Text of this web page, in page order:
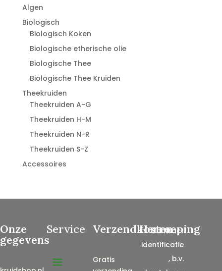
Algen
Biologisch
Biologisch Koken
Biologische etherische olie
Biologische Thee
Biologische Thee Kruiden
Theekruiden
Theekruiden A-G
Theekruiden H-M
Theekruiden N-R
Theekruiden S-Z
Accessoires
Onze
gegevens
Service Verzendkosten
Gratis
Herroeping
Contract
identificatie
, b.v.